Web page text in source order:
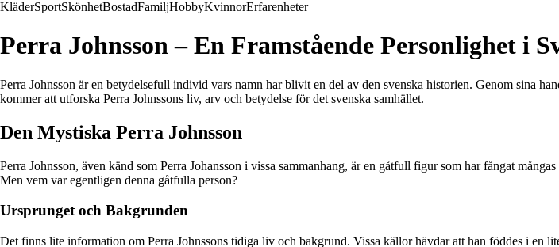
KläderSportSkönhetBostadFamiljHobbyKvinnorErfarenheter
Perra Johnsson – En Framstående Personlighet i
Perra Johnsson är en betydelsefull individ vars namn har blivit en del av den svenska historien. Genom sina
kommer att utforska Perra Johnssons liv, arv och betydelse för det svenska samhället.
Den Mystiska Perra Johnsson
Perra Johnsson, även känd som Perra Johansson i vissa sammanhang, är en gåtfull figur som har fångat
Men vem var egentligen denna gåtfulla person?
Ursprunget och Bakgrunden
Det finns lite information om Perra Johnssons tidiga liv och bakgrund. Vissa källor hävdar att han föddes i en